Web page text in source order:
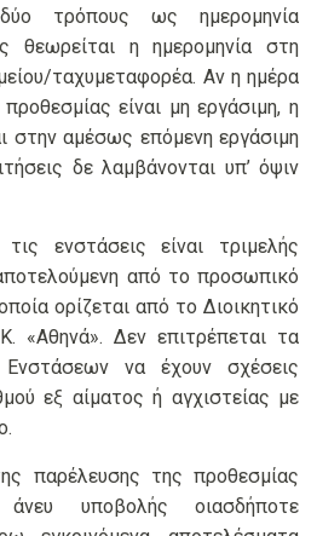
τρόπους ως ημερομηνία
θεωρείται η ημερομηνία στη
ταχυμεταφορέα. Αν η ημέρα
είναι μη εργάσιμη, η
στην αμέσως επόμενη εργάσιμη
δε λαμβάνονται υπ’ όψιν
ενστάσεις είναι τριμελής
από το προσωπικό
ορίζεται από το Διοικητικό
«Αθηνά». Δεν επιτρέπεται τα
να έχουν σχέσεις
εξ αίματος ή αγχιστείας με
παρέλευσης της προθεσμίας
υποβολής οιασδήποτε